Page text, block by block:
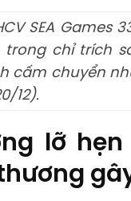
SEA
chỉ trích
cấm chuyển
12).
lỡ hẹn